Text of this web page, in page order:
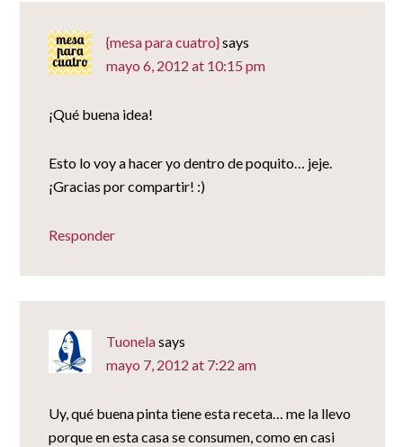
{mesa para cuatro}says
mayo 6, 2012 at 10:15 pm
¡Qué buena idea!
Esto lo voy a hacer yo dentro de poquito… jeje.
¡Gracias por compartir! :)
Responder
Tuonelasays
mayo 7, 2012 at 7:22 am
Uy, qué buena pinta tiene esta receta… me la llevo
porque en esta casa se consumen, como en casi